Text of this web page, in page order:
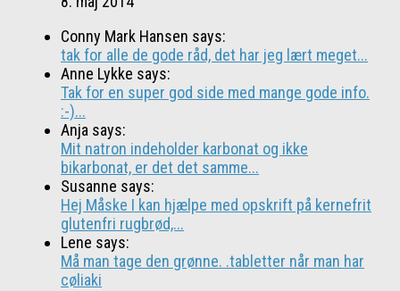
Conny Mark Hansen says:
tak for alle de gode råd, det har jeg lært meget...
Anne Lykke says:
Tak for en super god side med mange gode info.
:-)...
Anja says:
Mit natron indeholder karbonat og ikke
bikarbonat, er det det samme...
Susanne says:
Hej Måske I kan hjælpe med opskrift på kernefrit
glutenfri rugbrød,...
Lene says:
Må man tage den grønne. .tabletter når man har
cøliaki